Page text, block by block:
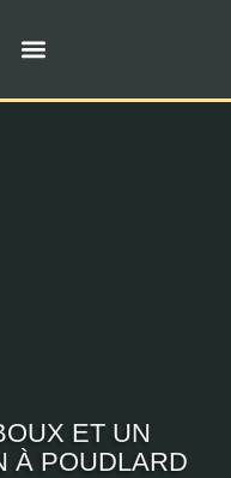
ET UN
À POUDLARD